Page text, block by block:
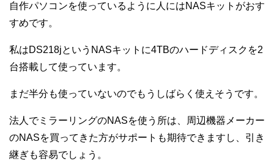
自作パソコンを使っているように人にはNASキットがおす
すめです。
私はDS218jというNASキットに4TBのハードディスクを2
台搭載して使っています。
まだ半分も使っていないのでもうしばらく使えそうです。
法人でミラーリングのNASを使う所は、周辺機器メーカー
のNASを買ってきた方がサポートも期待できますし、引き
継ぎも容易でしょう。